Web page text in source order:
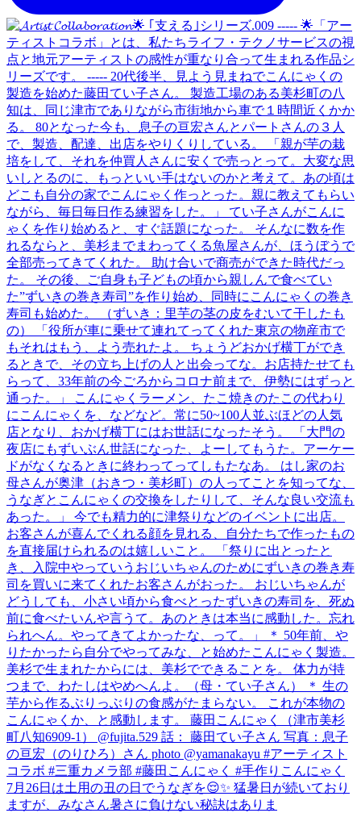
7月26日は土用の丑の日でうなぎを😌✨ 猛暑日が続いており
ますが、みなさん暑さに負けない秘訣はありま